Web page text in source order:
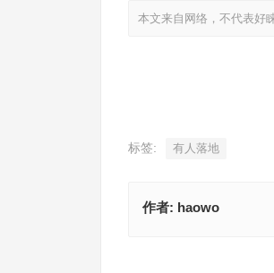
本文来自网络，不代表好
标签: 有人落地
作者: haowo